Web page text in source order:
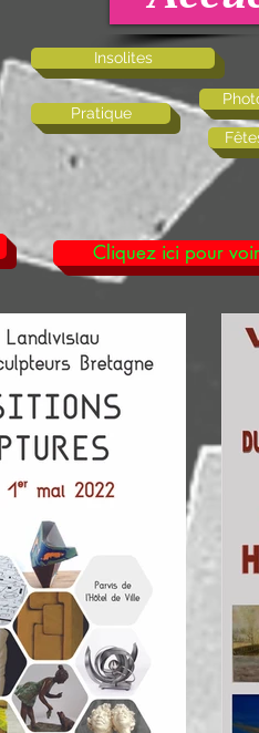
Insolites
Pratique
Cliquez ici pour